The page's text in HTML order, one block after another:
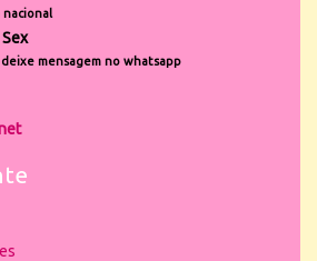
nacional
mensagem no whatsapp